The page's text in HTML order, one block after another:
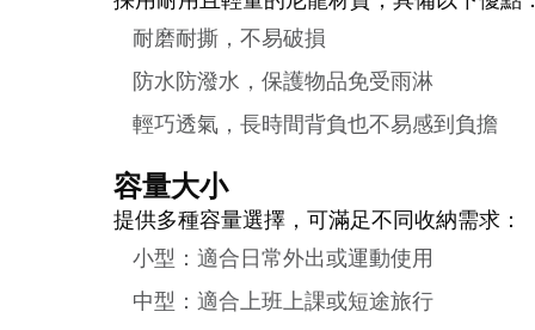
耐磨耐撕，不易破損
防水防潑水，保護物品免受雨淋
輕巧透氣，長時間背負也不易感到負擔
容量大小
提供多種容量選擇，可滿足不同收納需求：
小型：適合日常外出或運動使用
中型：適合上班上課或短途旅行